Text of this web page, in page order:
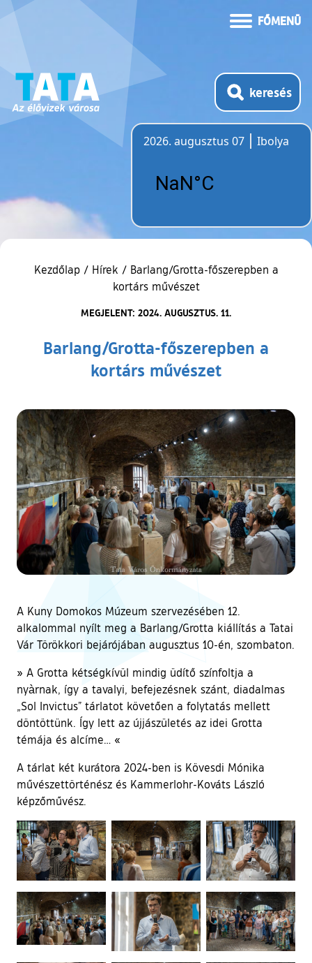
FŐMENÜ
keresés
2026. augusztus 07
Ibolya
Kezdőlap / Hírek / Barlang/Grotta-főszerepben a
kortárs művészet
MEGJELENT: 2024. AUGUSZTUS. 11.
Barlang/Grotta-főszerepben a
kortárs művészet
A Kuny Domokos Múzeum szervezésében 12.
alkalommal nyílt meg a Barlang/Grotta kiállítás a Tatai
Vár Törökkori bejárójában augusztus 10-én, szombaton.
» A Grotta kétségkívül mindig üdítő színfoltja a
nyàrnak, így a tavalyi, befejezésnek szánt, diadalmas
„Sol Invictus” tárlatot követően a folytatás mellett
döntöttünk. Így lett az újjászületés az idei Grotta
témája és alcíme… «
A tárlat két kurátora 2024-ben is Kövesdi Mónika
művészettörténész és Kammerlohr-Kováts László
képzőművész.
Ugrás a galéria utánra